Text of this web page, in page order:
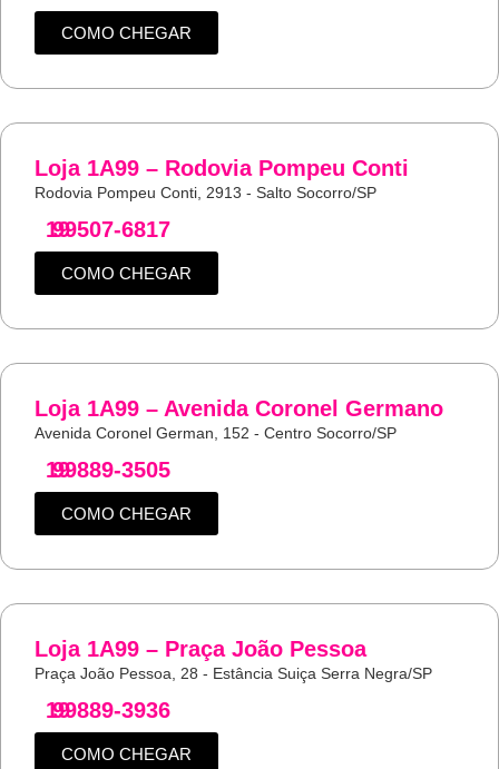
COMO CHEGAR
Loja 1A99 – Rodovia Pompeu Conti
Rodovia Pompeu Conti, 2913 - Salto Socorro/SP
19
99507-6817
COMO CHEGAR
Loja 1A99 – Avenida Coronel Germano
Avenida Coronel German, 152 - Centro Socorro/SP
19
99889-3505
COMO CHEGAR
Loja 1A99 – Praça João Pessoa
Praça João Pessoa, 28 - Estância Suiça Serra Negra/SP
19
99889-3936
COMO CHEGAR